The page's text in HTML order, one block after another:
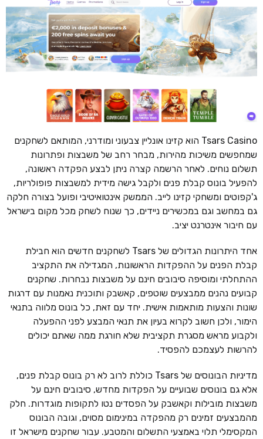
Tsars Casino הוא קזינו אונליין צבעוני ומודרני, המותאם לשחקנים
שמחפשים משיכות מהירות, מבחר רחב של משבצות ופתרונות
תשלום נוחים. לאחר הרשמה קצרה ניתן לבצע הפקדה ראשונה,
להפעיל בונוס קבלת פנים ולקבל גישה מידית למשבצות פופולריות,
ג'קפוטים ומשחקי קזינו לייב. הממשק אינטואיטיבי ופועל בצורה חלקה
גם במחשב וגם במכשירים ניידים, כך שנוח לשחק מכל מקום בישראל
עם חיבור אינטרנט יציב.
אחד היתרונות הגדולים של Tsars לשחקנים חדשים הוא חבילת
קבלת הפנים על ההפקדות הראשונות, המגדילה את התקציב
ההתחלתי ומוסיפה סיבובים חינם על משבצות נבחרות. שחקנים
קבועים נהנים ממבצעים שוטפים, קאשבק ותוכנית נאמנות עם דרגות
שונות והצעות מותאמות אישית. יחד עם זאת, כל בונוס מלווה בתנאי
הימור, ולכן חשוב לקרוא בעיון את תנאי המבצע לפני ההפעלה
ולקבוע מראש מסגרת תקציבית שלא חורגת ממה שאתם יכולים
להרשות לעצמכם להפסיד.
מדיניות הבונוסים של Tsars כוללת לרוב לא רק בונוס קבלת פנים,
אלא גם בונוסים שבועיים על הפקדות מחדש, סיבובים חינם על
משבצות מובילות וקאשבק על הפסדים נטו לתקופות מוגדרות. חלק
מהמבצעים זמינים רק מהפקדה במינימום מסוים, וגובה הבונוס
המקסימלי תלוי באמצעי התשלום והמטבע. עבור שחקנים מישראל זו